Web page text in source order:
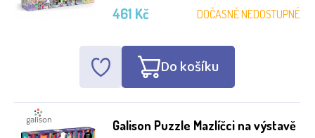
DOČASNĚ NEDOSTUPNÉ
461 Kč
Do košíku
Galison Puzzle Mazlíčci na výstavě